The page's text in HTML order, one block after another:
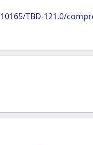
TBD-121.0/